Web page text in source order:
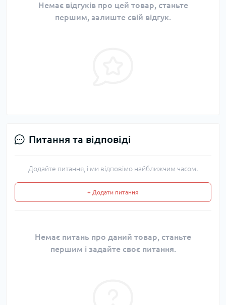
Немає відгуків про цей товар, станьте
першим, залиште свій відгук.
Питання та відповіді
Додайте питання, і ми відповімо найближчим часом.
+ Додати питання
Немає питань про даний товар, станьте
першим і задайте своє питання.